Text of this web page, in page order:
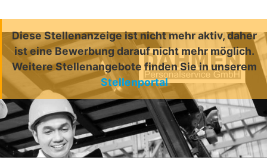
Diese Stellenanzeige ist nicht mehr aktiv, daher
ist eine Bewerbung darauf nicht mehr möglich.
Weitere Stellenangebote finden Sie in unserem
Stellenportal